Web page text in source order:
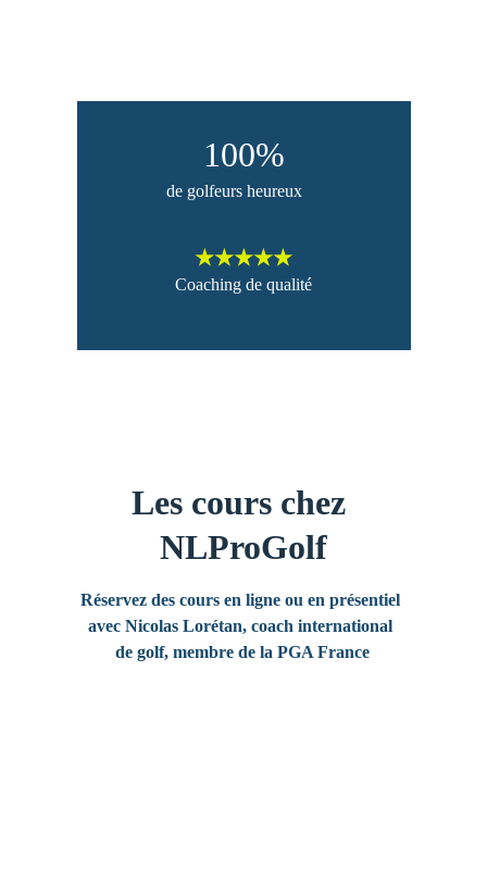
100%
★★★★★
Coaching de qualité
de golfeurs heureux
Les cours chez
NLProGolf
Réservez des cours en ligne ou en présentiel
avec Nicolas Lorétan, coach international
de golf, membre de la PGA France